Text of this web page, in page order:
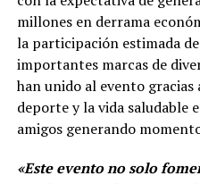
millones en derrama
la participación estimada
importantes marcas de
han unido al evento
deporte y la vida saludable
amigos generando
«Este evento no solo